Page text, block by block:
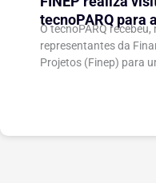
tecnoPARQ para
execução do
do Parque
O tecnoPARQ
representantes da
Projetos (Finep) para